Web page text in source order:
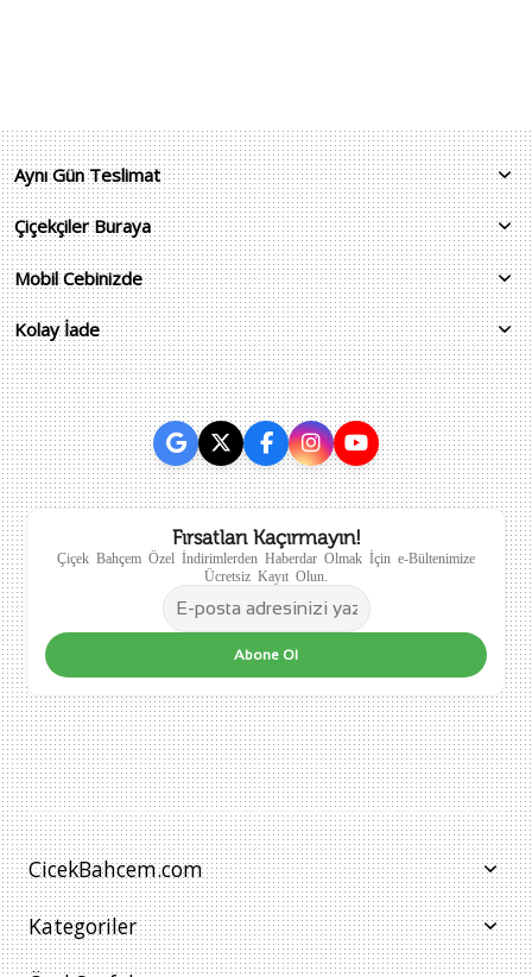
Aynı Gün Teslimat
Çiçekçiler Buraya
Mobil Cebinizde
Kolay İade
Fırsatları Kaçırmayın!
Çiçek Bahçem Özel İndirimlerden Haberdar Olmak İçin e-Bültenimize
Ücretsiz Kayıt Olun.
Abone Ol
CicekBahcem.com
Kategoriler